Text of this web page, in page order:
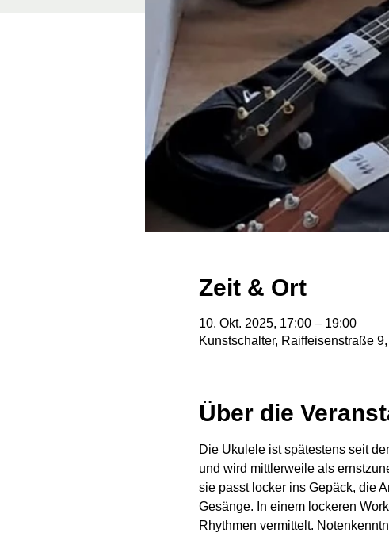
Zeit & Ort
10. Okt. 2025, 17:00 – 19:00
Kunstschalter, Raiffeisenstraße
Über die
Die Ukulele ist spätestens seit
und wird mittlerweile als
sie passt locker ins Gepäck, die
Gesänge. In einem lockeren
Rhythmen vermittelt.